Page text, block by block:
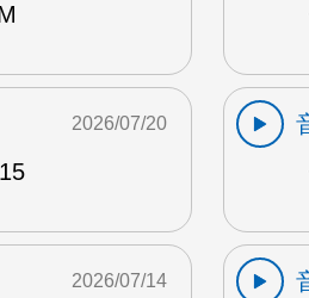
2026/07/20
2026/07/14